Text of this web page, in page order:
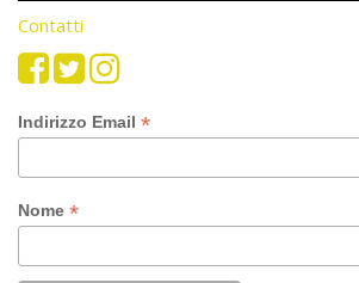
Contatti
Indirizzo Email *
Nome *